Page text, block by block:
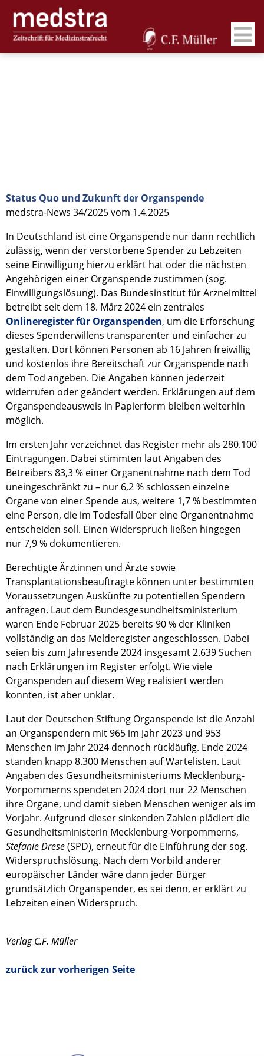
Status Quo und Zukunft der Organspende
medstra-News 34/2025 vom 1.4.2025
In Deutschland ist eine Organspende nur dann rechtlich
zulässig, wenn der verstorbene Spender zu Lebzeiten
seine Einwilligung hierzu erklärt hat oder die nächsten
Angehörigen einer Organspende zustimmen (sog.
Einwilligungslösung). Das Bundesinstitut für Arzneimittel
betreibt seit dem 18. März 2024 ein zentrales
Onlineregister für Organspenden, um die Erforschung
dieses Spenderwillens transparenter und einfacher zu
gestalten. Dort können Personen ab 16 Jahren freiwillig
und kostenlos ihre Bereitschaft zur Organspende nach
dem Tod angeben. Die Angaben können jederzeit
widerrufen oder geändert werden. Erklärungen auf dem
Organspendeausweis in Papierform bleiben weiterhin
möglich.
Im ersten Jahr verzeichnet das Register mehr als 280.100
Eintragungen. Dabei stimmten laut Angaben des
Betreibers 83,3 % einer Organentnahme nach dem Tod
uneingeschränkt zu – nur 6,2 % schlossen einzelne
Organe von einer Spende aus, weitere 1,7 % bestimmten
eine Person, die im Todesfall über eine Organentnahme
entscheiden soll. Einen Widerspruch ließen hingegen
nur 7,9 % dokumentieren.
Berechtigte Ärztinnen und Ärzte sowie
Transplantationsbeauftragte können unter bestimmten
Voraussetzungen Auskünfte zu potentiellen Spendern
anfragen. Laut dem Bundesgesundheitsministerium
waren Ende Februar 2025 bereits 90 % der Kliniken
vollständig an das Melderegister angeschlossen. Dabei
seien bis zum Jahresende 2024 insgesamt 2.639 Suchen
nach Erklärungen im Register erfolgt. Wie viele
Organspenden auf diesem Weg realisiert werden
konnten, ist aber unklar.
Laut der Deutschen Stiftung Organspende ist die Anzahl
an Organspendern mit 965 im Jahr 2023 und 953
Menschen im Jahr 2024 dennoch rückläufig. Ende 2024
standen knapp 8.300 Menschen auf Wartelisten. Laut
Angaben des Gesundheitsministeriums Mecklenburg-
Vorpommerns spendeten 2024 dort nur 22 Menschen
ihre Organe, und damit sieben Menschen weniger als im
Vorjahr. Aufgrund dieser sinkenden Zahlen plädiert die
Gesundheitsministerin Mecklenburg-Vorpommerns,
Stefanie Drese(SPD), erneut für die Einführung der sog.
Widerspruchslösung. Nach dem Vorbild anderer
europäischer Länder wäre dann jeder Bürger
grundsätzlich Organspender, es sei denn, er erklärt zu
Lebzeiten einen Widerspruch.
Verlag C.F. Müller
zurück zur vorherigen Seite